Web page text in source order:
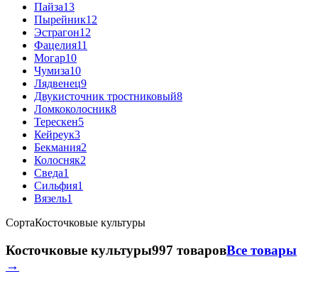
Пайза13
Пырейник12
Эстрагон12
Фацелия11
Могар10
Чумиза10
Лядвенец9
Двукисточник тростниковый8
Ломкоколосник8
Терескен5
Кейреук3
Бекмания2
Колосняк2
Сведа1
Сильфия1
Вязель1
СортаКосточковые культуры
Косточковые культуры997 товаровВсе товары
→